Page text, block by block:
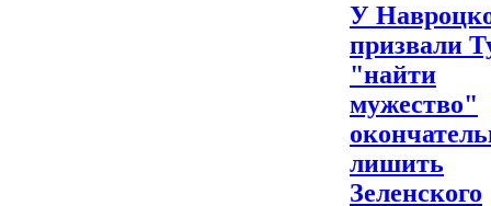
У
призвали
"найти
мужество"
лишить
Зеленского